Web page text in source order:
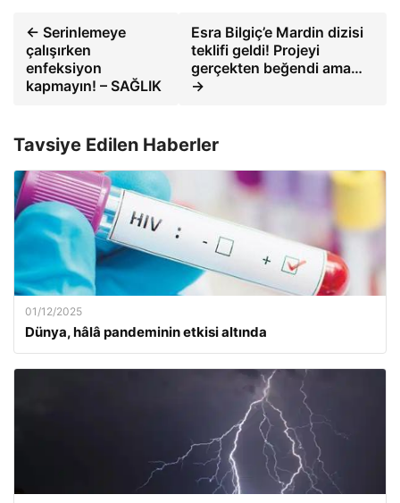
← Serinlemeye
çalışırken
enfeksiyon
kapmayın! – SAĞLIK
Esra Bilgiç’e Mardin dizisi
teklifi geldi! Projeyi
gerçekten beğendi ama…
→
Tavsiye Edilen Haberler
01/12/2025
Dünya, hâlâ pandeminin etkisi altında